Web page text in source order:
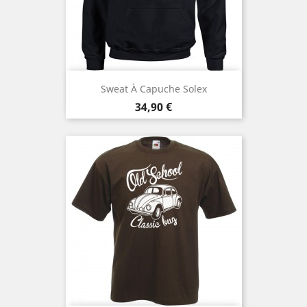
Sweat À Capuche Solex
Prix
34,90 €